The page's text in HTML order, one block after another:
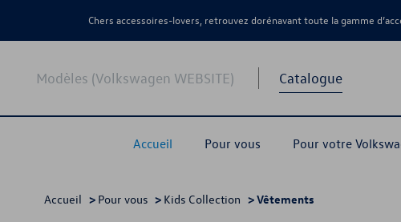
Chers accessoires-lovers, retrouvez dorénavant toute la gamme
Modèles (Volkswagen WEBSITE) Catalogue
Accueil Pour vous Pour votre
Accueil > Pour vous > Kids Collection > Vêtements